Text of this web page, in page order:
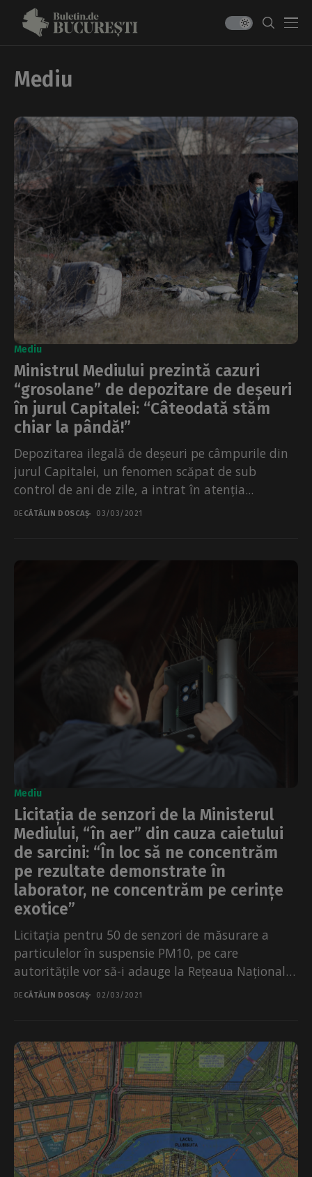
Mediu
Mediu
Ministrul Mediului prezintă cazuri
“grosolane” de depozitare de deșeuri
în jurul Capitalei: “Câteodată stăm
chiar la pândă!”
Depozitarea ilegală de deșeuri pe câmpurile din
jurul Capitalei, un fenomen scăpat de sub
control de ani de zile, a intrat în atenția...
DE CĂTĂLIN DOSCAȘ 03/03/2021
Mediu
Licitația de senzori de la Ministerul
Mediului, “în aer” din cauza caietului
de sarcini: “În loc să ne concentrăm
pe rezultate demonstrate în
laborator, ne concentrăm pe cerințe
exotice”
Licitația pentru 50 de senzori de măsurare a
particulelor în suspensie PM10, pe care
autoritățile vor să-i adauge la Rețeaua Națională
de Monitorizare...
DE CĂTĂLIN DOSCAȘ 02/03/2021